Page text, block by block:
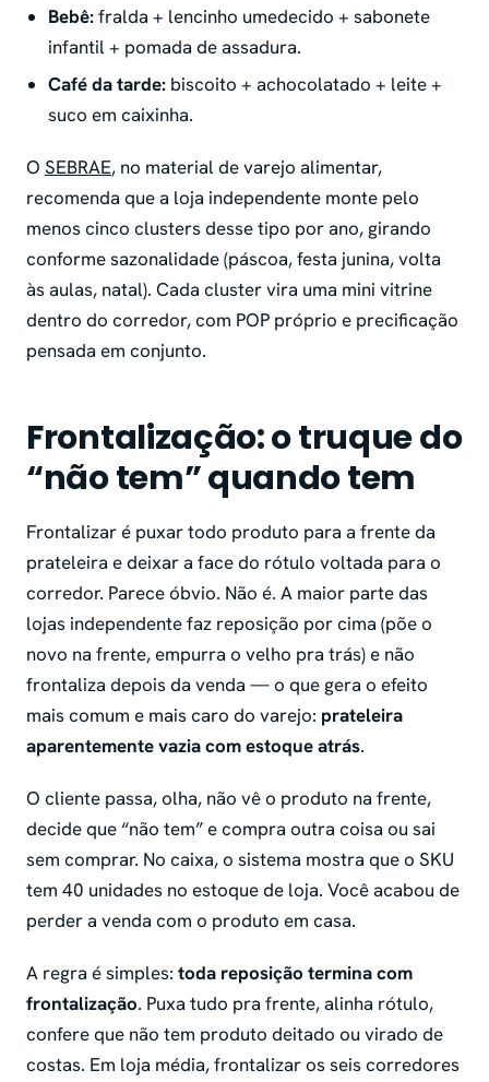
Bebê:fralda + lencinho umedecido + sabonete
infantil + pomada de assadura.
Café da tarde: biscoito + achocolatado + leite +
suco em caixinha.
O SEBRAE, no material de varejo alimentar,
recomenda que a loja independente monte pelo
menos cinco clusters desse tipo por ano, girando
conforme sazonalidade (páscoa, festa junina, volta
às aulas, natal). Cada cluster vira uma mini vitrine
dentro do corredor, com POP próprio e precificação
pensada em conjunto.
Frontalização: o truque do
“não tem” quando tem
Frontalizar é puxar todo produto para a frente da
prateleira e deixar a face do rótulo voltada para o
corredor. Parece óbvio. Não é. A maior parte das
lojas independente faz reposição por cima (põe o
novo na frente, empurra o velho pra trás) e não
frontaliza depois da venda — o que gera o efeito
mais comum e mais caro do varejo: prateleira
aparentemente vazia com estoque atrás.
O cliente passa, olha, não vê o produto na frente,
decide que “não tem” e compra outra coisa ou sai
sem comprar. No caixa, o sistema mostra que o SKU
tem 40 unidades no estoque de loja. Você acabou de
perder a venda com o produto em casa.
A regra é simples: toda reposição termina com
frontalização. Puxa tudo pra frente, alinha rótulo,
confere que não tem produto deitado ou virado de
costas. Em loja média, frontalizar os seis corredores